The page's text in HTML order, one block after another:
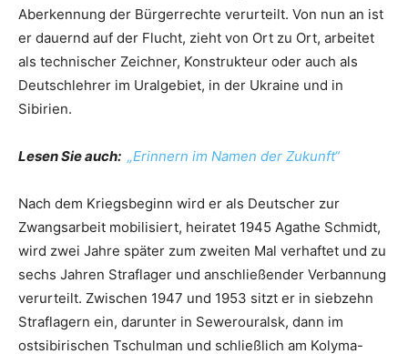
Aberkennung der Bürgerrechte verurteilt. Von nun an ist
er dauernd auf der Flucht, zieht von Ort zu Ort, arbeitet
als technischer Zeichner, Konstrukteur oder auch als
Deutschlehrer im Uralgebiet, in der Ukraine und in
Sibirien.
Lesen Sie auch: „Erinnern im Namen der Zukunft“
Nach dem Kriegsbeginn wird er als Deutscher zur
Zwangsarbeit mobilisiert, heiratet 1945 Agathe Schmidt,
wird zwei Jahre später zum zweiten Mal verhaftet und zu
sechs Jahren Straflager und anschließender Verbannung
verurteilt. Zwischen 1947 und 1953 sitzt er in siebzehn
Straflagern ein, darunter in Sewerouralsk, dann im
ostsibirischen Tschulman und schließlich am Kolyma-